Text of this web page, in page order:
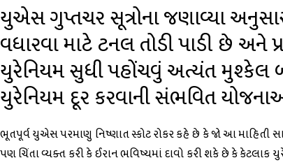
યુએસ ગુપ્તચર સૂત્રોના જણાવ્યા
વધારવા માટે ટનલ તોડી પાડી છે
યુરેનિયમ સુધી પહોંચવું અત્યંત
યુરેનિયમ દૂર કરવાની સંભવિત
ભૂતપૂર્વ યુએસ પરમાણુ નિષ્ણાત સ્કોટ રોકર કહે છે કે જો આ માહિતી
પણ ચિંતા વ્યક્ત કરી કે ઈરાન ભવિષ્યમાં દાવો કરી શકે છે કે